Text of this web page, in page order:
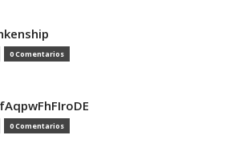
0 Comentarios
0 Comentarios